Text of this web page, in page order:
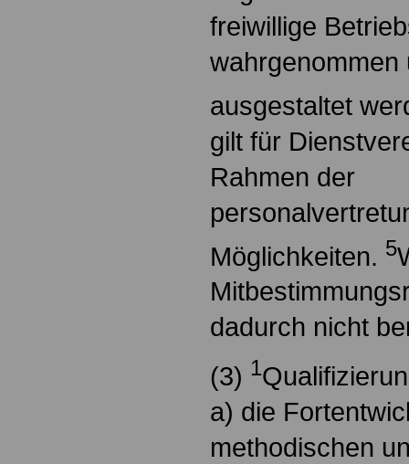
freiwillige
wahrgenommen
ausgestaltet
gilt für
Rahmen der
Möglichkeiten. 5
dadurch nicht
(3) 1
a) die
methodischen